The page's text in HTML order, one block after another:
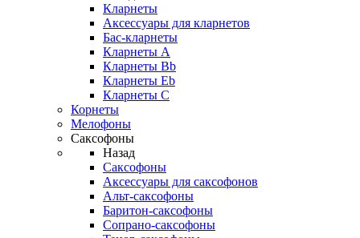
Кларнеты
Аксессуары для кларнетов
Бас-кларнеты
Кларнеты A
Кларнеты Bb
Кларнеты Eb
Кларнеты С
Корнеты
Мелофоны
Саксофоны
Назад
Саксофоны
Аксессуары для саксофонов
Альт-саксофоны
Баритон-саксофоны
Сопрано-саксофоны